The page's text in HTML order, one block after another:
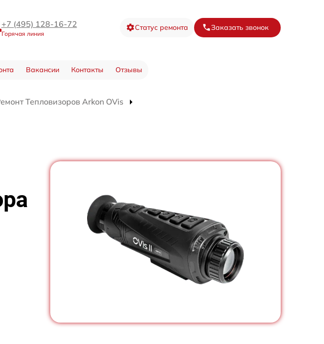
+7 (495) 128-16-72
Горячая линия
Статус ремонта Заказать звонок
Вакансии Контакты Отзывы
Тепловизоров Arkon OVis